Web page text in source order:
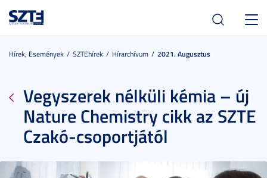
Hírek, Események SZTEhírek Hírarchívum 2021. Augusztus
Vegyszerek nélküli kémia – új
Nature Chemistry cikk az SZTE
Czakó-csoportjától